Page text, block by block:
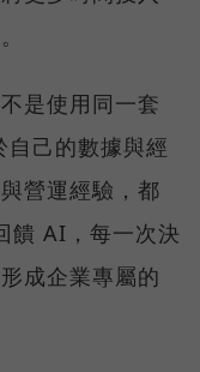
是使用同一套
己的數據與經
營運經驗，都
饋 AI，每一次決
成企業專屬的